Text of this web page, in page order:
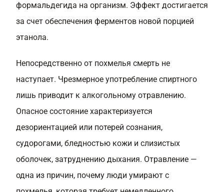
формальдегида на организм. Эффект достигается
за счет обеспечения ферментов новой порцией
этанола.
Непосредственно от похмелья смерть не
наступает. Чрезмерное употребление спиртного
лишь приводит к алкогольному отравлению.
Опасное состояние характеризуется
дезориентацией или потерей сознания,
судорогами, бледностью кожи и слизистых
оболочек, затруднению дыхания. Отравление —
одна из причин, почему люди умирают с